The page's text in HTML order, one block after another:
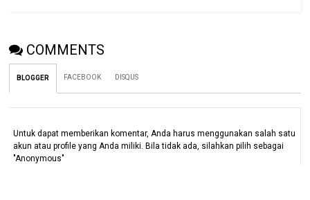
COMMENTS
BLOGGER FACEBOOK DISQUS
Untuk dapat memberikan komentar, Anda harus menggunakan salah satu
akun atau profile yang Anda miliki. Bila tidak ada, silahkan pilih sebagai
"Anonymous"